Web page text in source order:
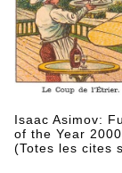
Isaac Asimov:
of the Year
(Totes les cites